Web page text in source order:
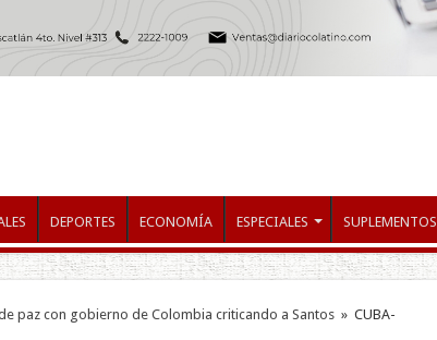
DEPORTES ECONOMÍA ESPECIALES SUPLEMENTOS
paz con gobierno de Colombia criticando a Santos » CUBA-